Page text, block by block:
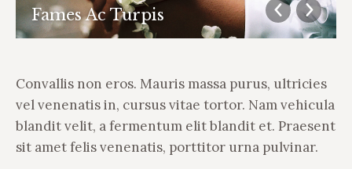
Fames Ac Turpis
Convallis non eros. Mauris massa purus, ultricies
vel venenatis in, cursus vitae tortor. Nam vehicula
blandit velit, a fermentum elit blandit et. Praesent
sit amet felis venenatis, porttitor urna pulvinar.